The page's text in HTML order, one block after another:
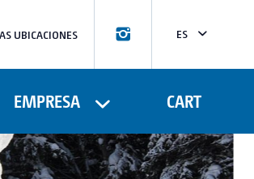
UBICACIONES
ES
EMPRESA CART